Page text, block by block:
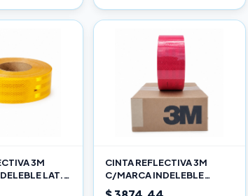
3M
LAT.
CINTA REFLECTIVA 3M
C/MARCA INDELEBLE
TRASERA BLANCA Y ROJO X